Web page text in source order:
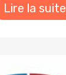
Lire la suite